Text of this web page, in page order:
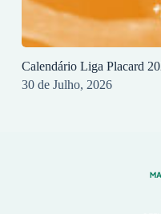
Calendário Liga Placard
30 de Julho, 2026